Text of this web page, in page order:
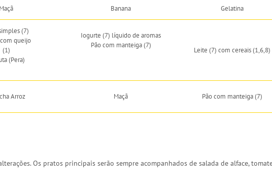
Maçã Banana Gelatina
(7)
queijo
(1)
(Pera)
Iogurte (7) líquido de aromas
Pão com manteiga (7)
Leite (7) com cereais (1,6,8)
Arroz Maçã Pão com manteiga (7)
Os pratos principais serão sempre acompanhados de salada de alface,